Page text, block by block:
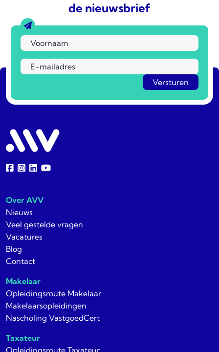
de nieuwsbrief
Over AVV
Nieuws
Veel gestelde vragen
Vacatures
Blog
Contact
Makelaar
Opleidingsroute Makelaar
Makelaarsopleidingen
Nascholing VastgoedCert
Taxateur
Opleidingsroute Taxateur